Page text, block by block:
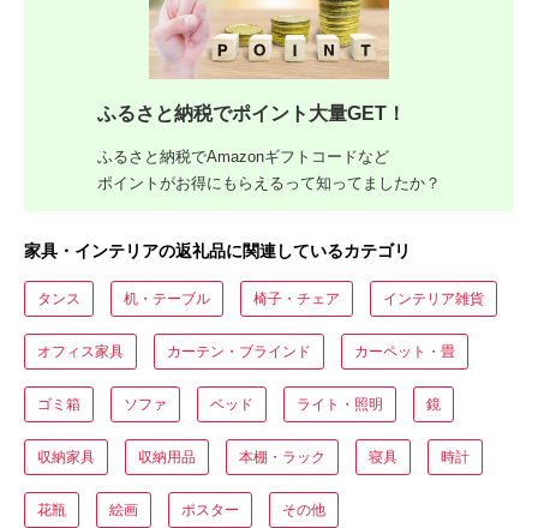
ふるさと納税でポイント大量GET！
ふるさと納税でAmazonギフトコードなど
ポイントがお得にもらえるって知ってましたか？
家具・インテリアの返礼品に関連しているカテゴリ
タンス 机・テーブル 椅子・チェア インテリア雑貨
オフィス家具 カーテン・ブラインド カーペット・畳
ゴミ箱 ソファ ベッド ライト・照明 鏡
収納家具 収納用品 本棚・ラック 寝具 時計
花瓶 絵画 ポスター その他